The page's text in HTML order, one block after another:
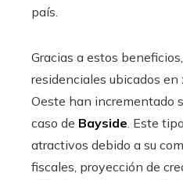
país.
Gracias a estos
residenciales ubicados
Oeste han incrementado
caso de Bayside. Este
atractivos debido a su
fiscales, proyección de